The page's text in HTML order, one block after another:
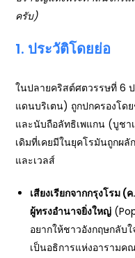
ครับ)
1. ประวัติโดยย่อ
ในปลายคริสต์ศตวรรษที่ 6
แดนบริเตน) ถูกปกครองโ
และนับถือลัทธิเพแกน (บูชา
เดิมที่เคยมีในยุคโรมันถูกผ
และเวลส์
เสียงเรียกจากกรุงโรม (
ผู้ทรงอำนาจยิ่งใหญ่
อยากให้ชาวอังกฤษกลับ
เป็นอธิการแห่งอารามค